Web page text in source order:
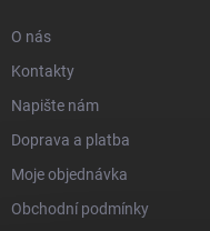
O nás
Kontakty
Napište nám
Doprava a platba
Moje objednávka
Obchodní podmínky